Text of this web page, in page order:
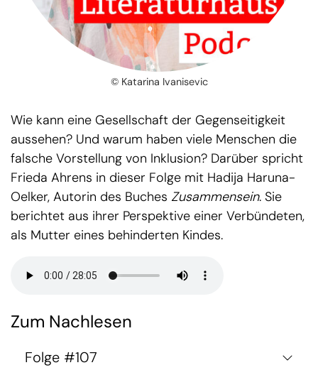
© Katarina Ivanisevic
Wie kann eine Gesellschaft der Gegenseitigkeit
aussehen? Und warum haben viele Menschen die
falsche Vorstellung von Inklusion? Darüber spricht
Frieda Ahrens in dieser Folge mit Hadija Haruna-
Oelker, Autorin des Buches Zusammensein. Sie
berichtet aus ihrer Perspektive einer Verbündeten,
als Mutter eines behinderten Kindes.
Zum Nachlesen
Folge #107